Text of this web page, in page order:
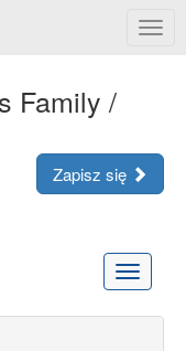
menu
Family /
Zapisz się
Rozwiń
menu